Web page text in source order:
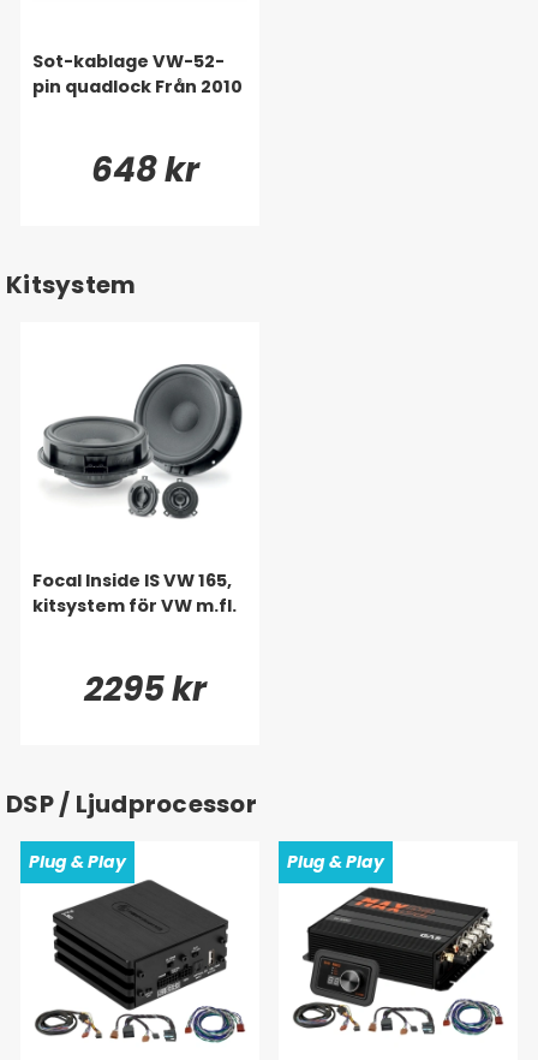
Sot-kablage VW-52-
pin quadlock Från 2010
648 kr
Kitsystem
Focal Inside IS VW 165,
kitsystem för VW m.fl.
2295 kr
DSP / Ljudprocessor
Plug & Play Plug & Play